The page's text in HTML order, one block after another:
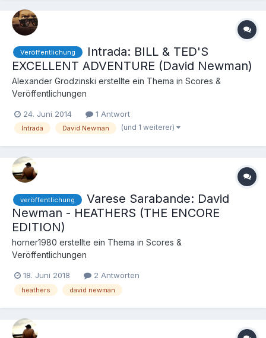
Veröffentlichung
Intrada: BILL & TED'S
EXCELLENT ADVENTURE (David Newman)
Alexander Grodzinski erstellte ein Thema in Scores &
Veröffentlichungen
24. Juni 2014 1 Antwort
Intrada David Newman (und 1 weiterer)
veröffentlichung
Varese Sarabande: David
Newman - HEATHERS (THE ENCORE
EDITION)
horner1980 erstellte ein Thema in Scores &
Veröffentlichungen
18. Juni 2018 2 Antworten
heathers david newman